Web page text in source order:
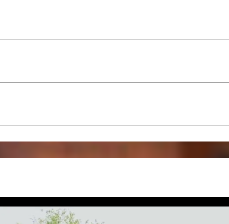
indoor park Sea Dreams, met 15 glijbanen, een